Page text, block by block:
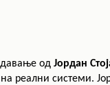
од Јордан
реални системи.